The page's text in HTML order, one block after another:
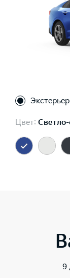
Экстерьер
Цвет:
9